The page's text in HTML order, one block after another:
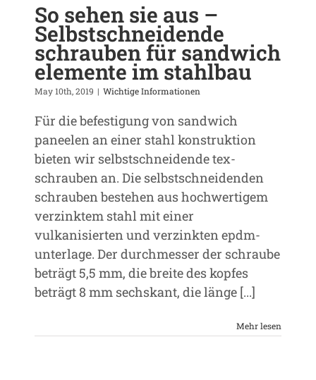
So sehen sie aus –
Selbstschneidende
schrauben für sandwich
elemente im stahlbau
May 10th, 2019 | Wichtige Informationen
Für die befestigung von sandwich
paneelen an einer stahl konstruktion
bieten wir selbstschneidende tex-
schrauben an. Die selbstschneidenden
schrauben bestehen aus hochwertigem
verzinktem stahl mit einer
vulkanisierten und verzinkten epdm-
unterlage. Der durchmesser der schraube
beträgt 5,5 mm, die breite des kopfes
beträgt 8 mm sechskant, die länge [...]
Mehr lesen